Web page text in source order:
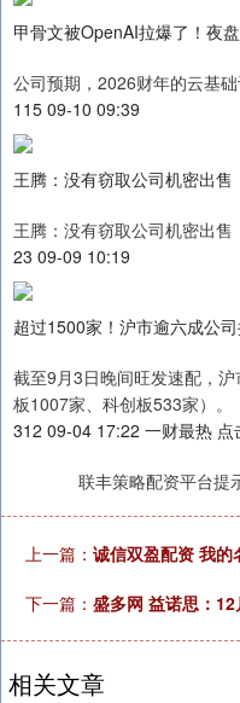
甲骨文被OpenAI拉爆了！夜
公司预期，2026财年的云基
115 09-10 09:39
王腾：没有窃取公司机密出售
王腾：没有窃取公司机密出售
23 09-09 10:19
超过1500家！沪市逾六成公
截至9月3日晚间旺发速配，
板1007家、科创板533家）。
312 09-04 17:22 一财最热 点
联丰策略配资平台提
上一篇： 诚信双盈配资 我的
下一篇： 盛多网 益诺思：
相关文章